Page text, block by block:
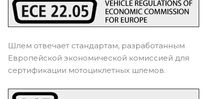
Шлем отвечает стандартам, разработанным
Европейской экономической комиссией для
сертификации мотоциклетных шлемов.